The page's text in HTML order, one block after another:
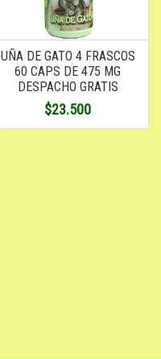
UÑA DE GATO 4 FRASCOS
60 CAPS DE 475 MG
DESPACHO GRATIS
$23.500